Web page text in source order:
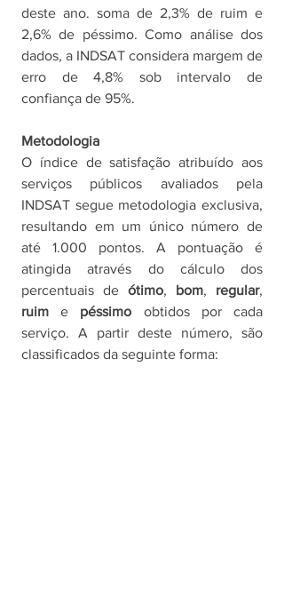
deste ano. soma de 2,3% de ruim e
2,6% de péssimo. Como análise dos
dados, a INDSAT considera margem de
erro de 4,8% sob intervalo de
confiança de 95%.
Metodologia
O índice de satisfação atribuído aos
serviços públicos avaliados pela
INDSAT segue metodologia exclusiva,
resultando em um único número de
até 1.000 pontos. A pontuação é
atingida através do cálculo dos
percentuais de ótimo, bom, regular
ruim e péssimo obtidos por cada
serviço. A partir deste número, são
classificados da seguinte forma: